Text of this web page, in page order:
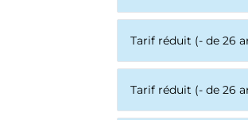
Tarif réduit (- de 26
Tarif réduit (- de 26